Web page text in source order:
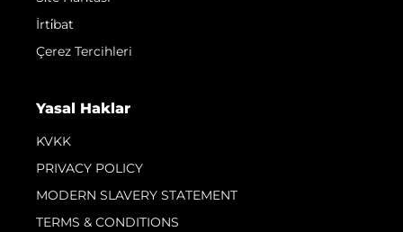
İrti̇bat
Çerez Tercihleri
Yasal Haklar
KVKK
PRIVACY POLICY
MODERN SLAVERY STATEMENT
TERMS & CONDITIONS